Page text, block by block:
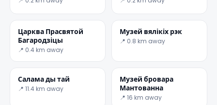
Царква Прасвятой
Багародзіцы
📍 0.4 km away
Музей вялікіх рэк
📍 0.8 km away
Салама ды тай
📍 11.4 km away
Музей бровара
Мантованна
📍 16 km away